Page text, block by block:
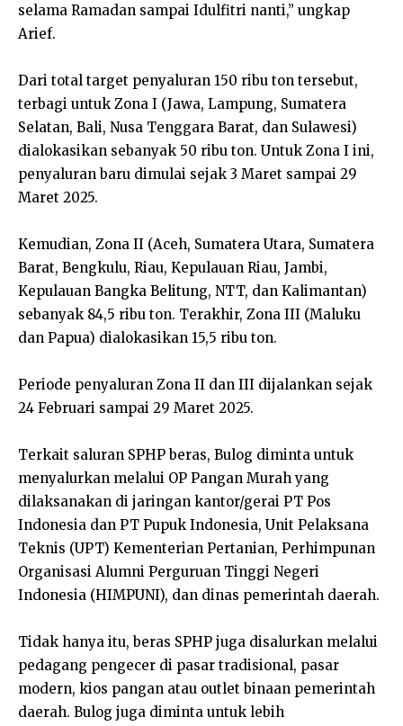
selama Ramadan sampai Idulfitri nanti,” ungkap
Arief.
Dari total target penyaluran 150 ribu ton tersebut,
terbagi untuk Zona I (Jawa, Lampung, Sumatera
Selatan, Bali, Nusa Tenggara Barat, dan Sulawesi)
dialokasikan sebanyak 50 ribu ton. Untuk Zona I ini,
penyaluran baru dimulai sejak 3 Maret sampai 29
Maret 2025.
Kemudian, Zona II (Aceh, Sumatera Utara, Sumatera
Barat, Bengkulu, Riau, Kepulauan Riau, Jambi,
Kepulauan Bangka Belitung, NTT, dan Kalimantan)
sebanyak 84,5 ribu ton. Terakhir, Zona III (Maluku
dan Papua) dialokasikan 15,5 ribu ton.
Periode penyaluran Zona II dan III dijalankan sejak
24 Februari sampai 29 Maret 2025.
Terkait saluran SPHP beras, Bulog diminta untuk
menyalurkan melalui OP Pangan Murah yang
dilaksanakan di jaringan kantor/gerai PT Pos
Indonesia dan PT Pupuk Indonesia, Unit Pelaksana
Teknis (UPT) Kementerian Pertanian, Perhimpunan
Organisasi Alumni Perguruan Tinggi Negeri
Indonesia (HIMPUNI), dan dinas pemerintah daerah.
Tidak hanya itu, beras SPHP juga disalurkan melalui
pedagang pengecer di pasar tradisional, pasar
modern, kios pangan atau outlet binaan pemerintah
daerah. Bulog juga diminta untuk lebih